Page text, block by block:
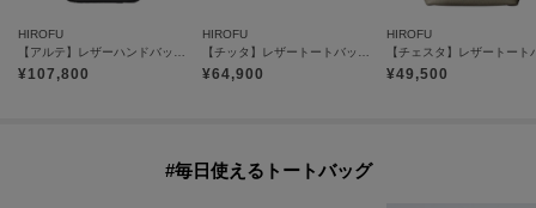
HIROFU
【アルテ】レザーハンドバッグ S 本革 ミニバッグ ボストン（商品番号：P25－10527）
¥107,800
HIROFU
【チッタ】レザートートバッグ M B5サイズ 本革（商品番号：P25‐35551）
¥64,900
HIROFU
¥49,500
#毎日使えるトートバッグ